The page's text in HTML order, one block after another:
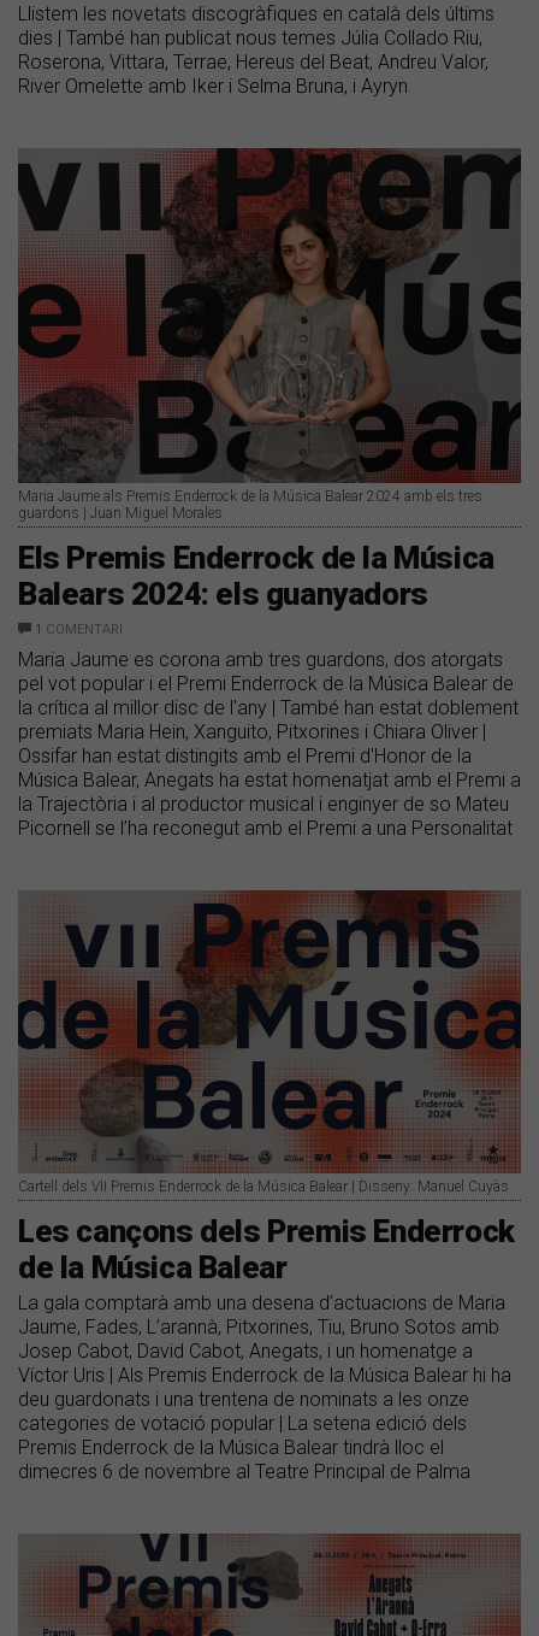
Llistem les novetats discogràfiques en català dels últims
dies | També han publicat nous temes Júlia Collado Riu,
Roserona, Vittara, Terrae, Hereus del Beat, Andreu Valor,
River Omelette amb Iker i Selma Bruna, i Ayryn
Maria Jaume als Premis Enderrock de la Música Balear 2024 amb els tres
guardons | Juan Miguel Morales
Els Premis Enderrock de la Música
Balears 2024: els guanyadors
1 COMENTARI
Maria Jaume es corona amb tres guardons, dos atorgats
pel vot popular i el Premi Enderrock de la Música Balear de
la crítica al millor disc de l'any | També han estat doblement
premiats Maria Hein, Xanguito, Pitxorines i Chiara Oliver |
Ossifar han estat distingits amb el Premi d'Honor de la
Música Balear, Anegats ha estat homenatjat amb el Premi a
la Trajectòria i al productor musical i enginyer de so Mateu
Picornell se l’ha reconegut amb el Premi a una Personalitat
Cartell dels VII Premis Enderrock de la Música Balear | Disseny: Manuel Cuyàs
Les cançons dels Premis Enderrock
de la Música Balear
La gala comptarà amb una desena d’actuacions de Maria
Jaume, Fades, L’arannà, Pitxorines, Tiu, Bruno Sotos amb
Josep Cabot, David Cabot, Anegats, i un homenatge a
Víctor Uris | Als Premis Enderrock de la Música Balear hi ha
deu guardonats i una trentena de nominats a les onze
categories de votació popular | La setena edició dels
Premis Enderrock de la Música Balear tindrà lloc el
dimecres 6 de novembre al Teatre Principal de Palma